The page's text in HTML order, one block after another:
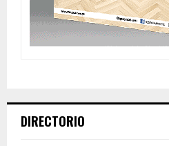
DIRECTORIO